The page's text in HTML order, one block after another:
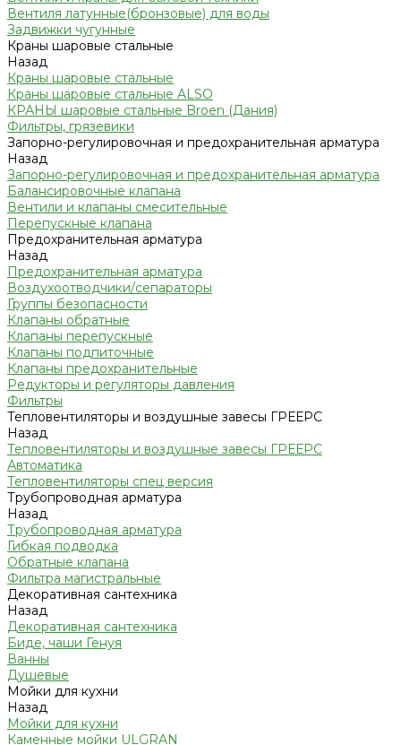
Вентиля латунные(бронзовые) для воды
Задвижки чугунные
Краны шаровые стальные
Назад
Краны шаровые стальные
Краны шаровые стальные ALSO
КРАНЫ шаровые стальные Broen (Дания)
Фильтры, грязевики
Запорно-регулировочная и предохранительная арматура
Назад
Запорно-регулировочная и предохранительная арматура
Балансировочные клапана
Вентили и клапаны смесительные
Перепускные клапана
Предохранительная арматура
Назад
Предохранительная арматура
Воздухоотводчики/сепараторы
Группы безопасности
Клапаны обратные
Клапаны перепускные
Клапаны подпиточные
Клапаны предохранительные
Редукторы и регуляторы давления
Фильтры
Тепловентиляторы и воздушные завесы ГРЕЕРС
Назад
Тепловентиляторы и воздушные завесы ГРЕЕРС
Автоматика
Тепловентиляторы спец версия
Трубопроводная арматура
Назад
Трубопроводная арматура
Гибкая подводка
Обратные клапана
Фильтра магистральные
Декоративная сантехника
Назад
Декоративная сантехника
Биде, чаши Генуя
Ванны
Душевые
Мойки для кухни
Назад
Мойки для кухни
Каменные мойки ULGRAN